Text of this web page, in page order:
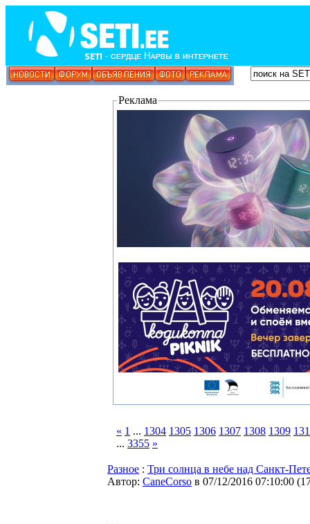
Реклама
« 1 ... 1304 1305 1306 1307 1308 1309
... 3355 »
Разное : Три солнца в небе над Санкт-
Автор: CaneCorso в 07/12/2016 07:10:00 (